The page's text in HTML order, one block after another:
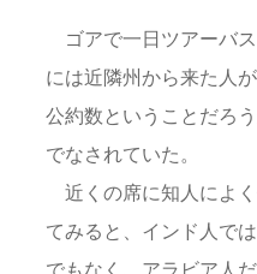
ゴアで一日ツアーバ
には近隣州から来た人
公約数ということだろ
でなされていた。
近くの席に知人によ
てみると、インド人で
でもなく、アラビア人